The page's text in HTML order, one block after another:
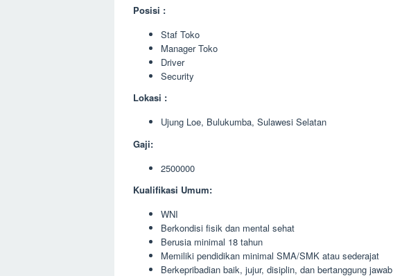
Posisi :
Staf Toko
Manager Toko
Driver
Security
Lokasi :
Ujung Loe, Bulukumba, Sulawesi Selatan
Gaji:
2500000
Kualifikasi Umum:
WNI
Berkondisi fisik dan mental sehat
Berusia minimal 18 tahun
Memiliki pendidikan minimal SMA/SMK atau sederajat
Berkepribadian baik, jujur, disiplin, dan bertanggung jawab